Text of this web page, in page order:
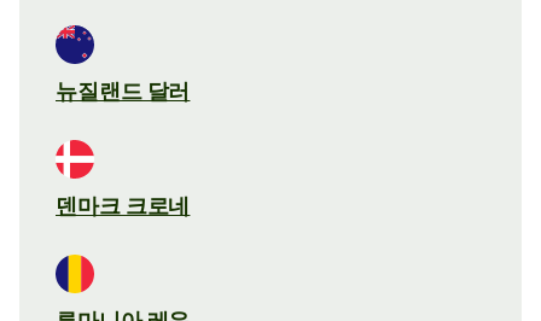
뉴질랜드 달러
덴마크 크로네